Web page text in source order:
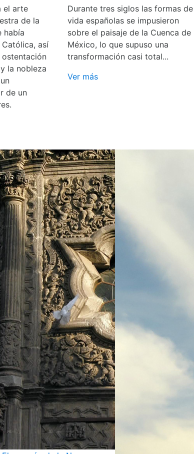
el arte
de la
había
así
la nobleza
de un
Durante tres siglos las formas de
vida españolas se impusieron
sobre el paisaje de la Cuenca de
México, lo que supuso una
transformación casi total...
Ver más